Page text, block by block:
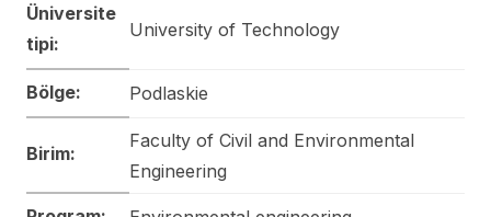
Üniversite
tipi:
University of Technology
Bölge: Podlaskie
Birim:
Faculty of Civil and Environmental
Engineering